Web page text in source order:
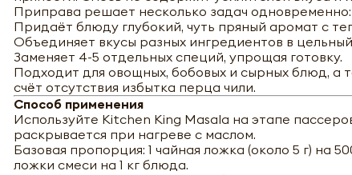
Приправа решает несколько задач одновременно:
Придаёт блюду глубокий, чуть пряный аромат с
Объединяет вкусы разных ингредиентов в цельный
Заменяет 4-5 отдельных специй, упрощая готовку.
Подходит для овощных, бобовых и сырных блюд, а
счёт отсутствия избытка перца чили.
Способ применения
Используйте Kitchen King Masala на этапе
раскрывается при нагреве с маслом.
Базовая пропорция: 1 чайная ложка (около 5 г) на
ложки смеси на 1 кг блюда.